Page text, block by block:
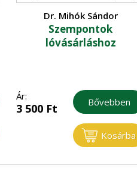
Dr. Mihók Sándor
Szempontok
lóvásárláshoz
Ár:
3 500 Ft Bővebben
Kosárba